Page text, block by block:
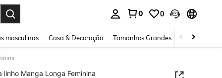
0 0
masculinas Casa & Decoração Tamanhos Grandes Joias e
linho Manga Longa Feminina